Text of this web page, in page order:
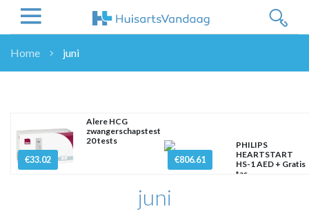
OVERHEID
WETENSCHAP
ZORGVERZEKERAARS
NASCHOLINGEN
Home juni
€33.02
Alere HCG
zwangerschapstest
20 tests
€806.61
PHILIPS
HEARTSTART
HS-1 AED + Gratis
tas
juni